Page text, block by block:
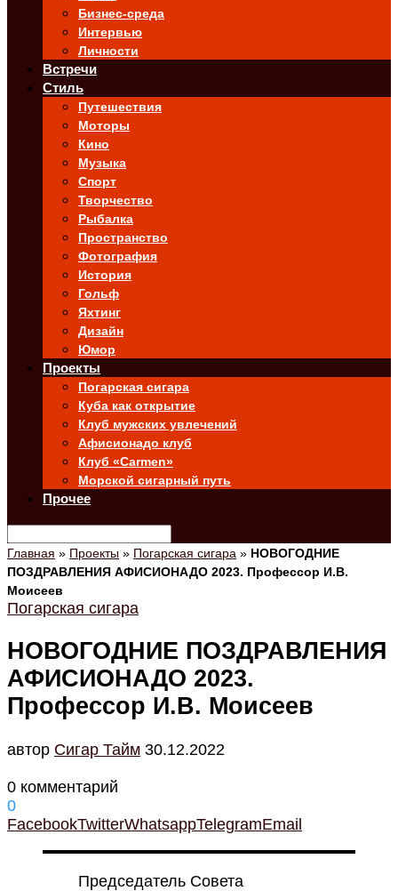
Бизнес-среда
Интервью
Личности
Встречи
Стиль
Путешествия
Моторы
Кино
Музыка
Спорт
Творчество
Рыбалка
Пространство
Фотография
История
Гольф
Яхтинг
Дизайн
Юмор
Проекты
Погарская сигара
Куба как открытие
Клуб мужских увлечений
Афисионадо клуб
Клуб «Carmen»
Морской сигарный путь
Прочее
Главная » Проекты » Погарская сигара » НОВОГОДНИЕ
ПОЗДРАВЛЕНИЯ АФИСИОНАДО 2023. Профессор И.В.
Моисеев
Погарская сигара
НОВОГОДНИЕ ПОЗДРАВЛЕНИЯ
АФИСИОНАДО 2023.
Профессор И.В. Моисеев
автор Cигар Тайм 30.12.2022
0 комментарий
0
FacebookTwitterWhatsappTelegramEmail
Председатель Совета